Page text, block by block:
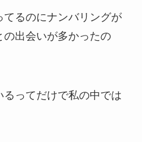
るのにナンバリングが
出会いが多かったの
ってだけで私の中では